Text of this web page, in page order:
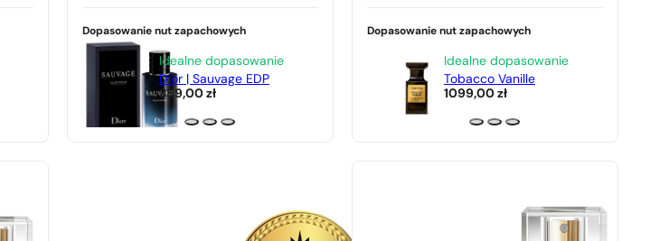
Dopasowanie nut zapachowych
Idealne dopasowanie
Dior | Sauvage EDP
389,00 zł
Dopasowanie nut zapachowych
Idealne dopasowanie
Tobacco Vanille
1099,00 zł